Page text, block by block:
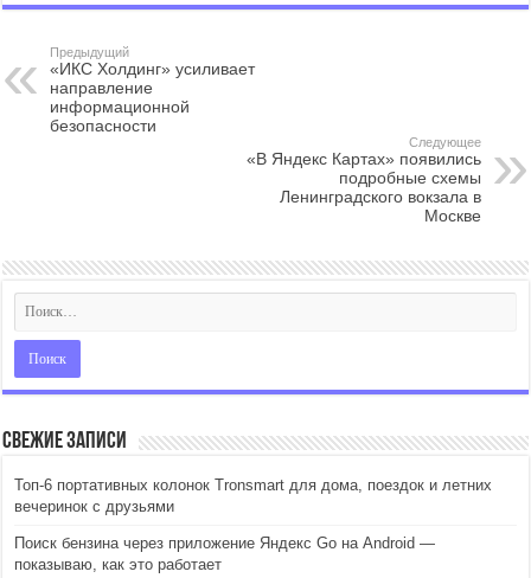
Предыдущий
«ИКС Холдинг» усиливает
направление
информационной
безопасности
Следующее
«В Яндекс Картах» появились
подробные схемы
Ленинградского вокзала в
Москве
Свежие записи
Топ-6 портативных колонок Tronsmart для дома, поездок и летних
вечеринок с друзьями
Поиск бензина через приложение Яндекс Go на Android —
показываю, как это работает